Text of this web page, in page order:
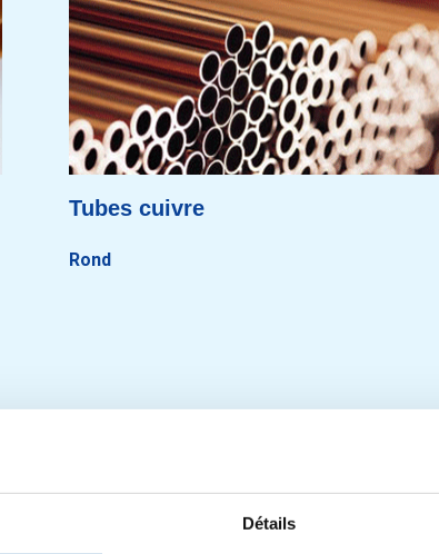
Détails
Tubes cuivre
Rond
la qualité adéquate